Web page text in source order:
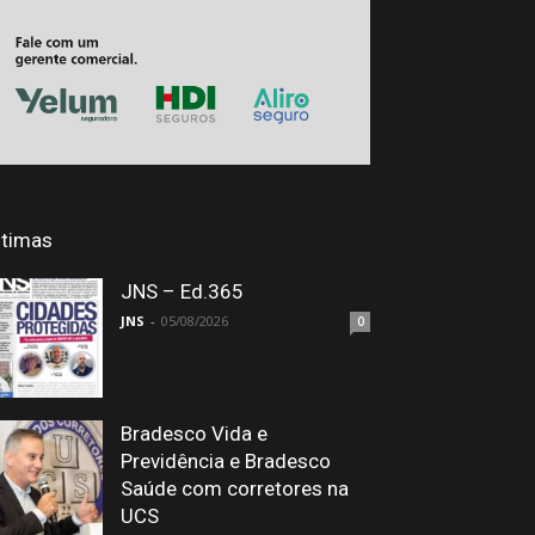
JNS – Ed.365
JNS - 05/08/2026 0
Bradesco Vida e
Previdência e Bradesco
Saúde com corretores na
UCS